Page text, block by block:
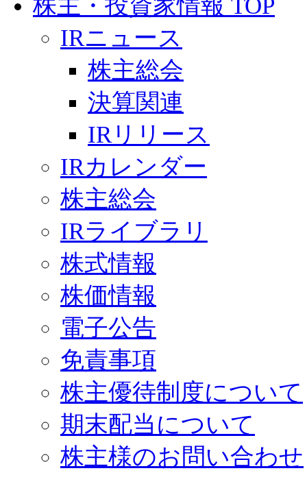
株主・投資家情報 TOP
IRニュース
株主総会
決算関連
IRリリース
IRカレンダー
株主総会
IRライブラリ
株式情報
株価情報
電子公告
免責事項
株主優待制度について
期末配当について
株主様のお問い合わせ